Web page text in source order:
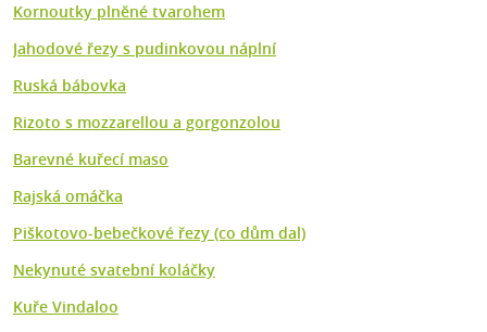
Kornoutky plněné tvarohem
Jahodové řezy s pudinkovou náplní
Ruská bábovka
Rizoto s mozzarellou a gorgonzolou
Barevné kuřecí maso
Rajská omáčka
Piškotovo-bebečkové řezy (co dům dal)
Nekynuté svatební koláčky
Kuře Vindaloo